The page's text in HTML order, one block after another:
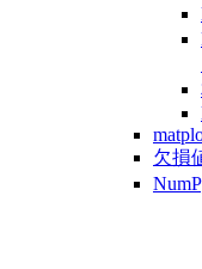
欠損